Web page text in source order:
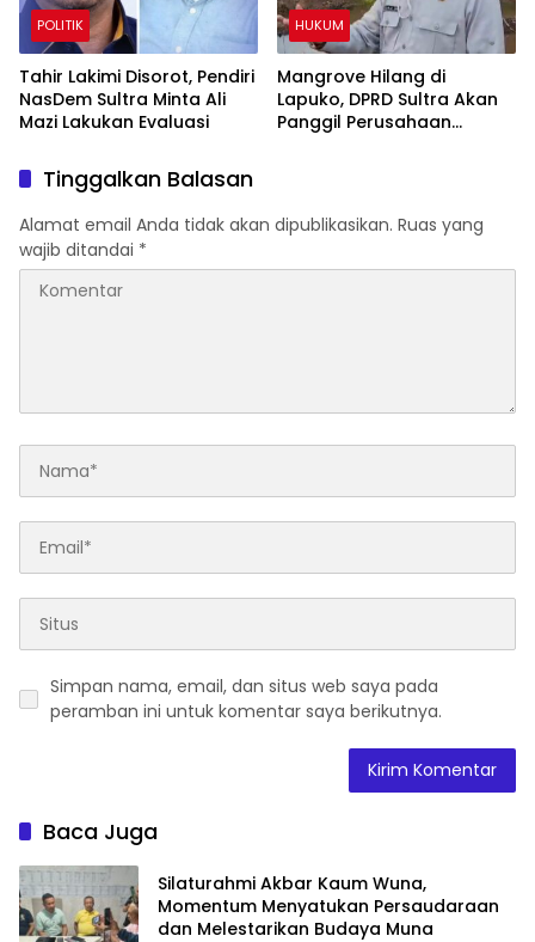
POLITIK
Tahir Lakimi Disorot, Pendiri
NasDem Sultra Minta Ali
Mazi Lakukan Evaluasi
HUKUM
Mangrove Hilang di
Lapuko, DPRD Sultra Akan
Panggil Perusahaan
Tinggalkan Balasan
Alamat email Anda tidak akan dipublikasikan. Ruas yang
wajib ditandai *
Simpan nama, email, dan situs web saya pada
peramban ini untuk komentar saya berikutnya.
Baca Juga
Silaturahmi Akbar Kaum Wuna,
Momentum Menyatukan Persaudaraan
dan Melestarikan Budaya Muna